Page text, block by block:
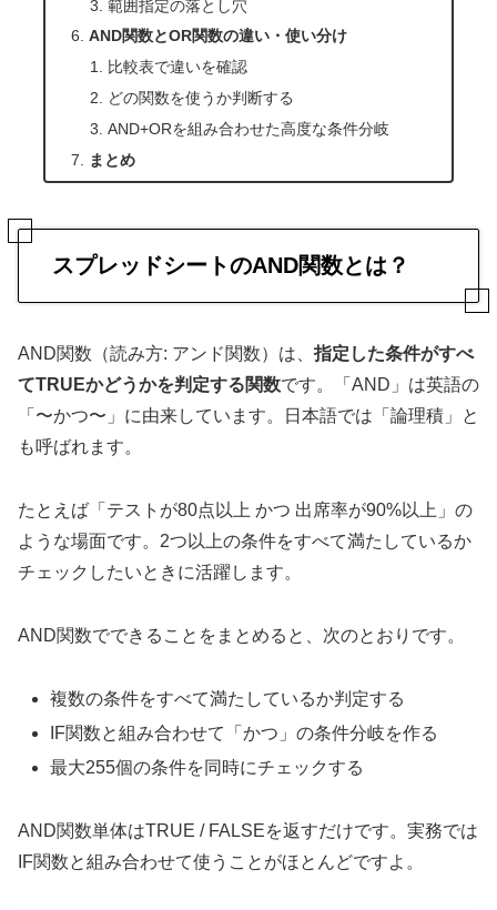
範囲指定の落とし穴
AND関数とOR関数の違い・使い分け
比較表で違いを確認
どの関数を使うか判断する
AND+ORを組み合わせた高度な条件分岐
まとめ
スプレッドシートのAND関数とは？
AND関数（読み方: アンド関数）は、 指定した条件がすべ
てTRUEかどうかを判定する関数です。「AND」は英語の
「〜かつ〜」に由来しています。日本語では「論理積」と
も呼ばれます。
たとえば「テストが80点以上 かつ 出席率が90%以上」の
ような場面です。2つ以上の条件をすべて満たしているか
チェックしたいときに活躍します。
AND関数でできることをまとめると、次のとおりです。
複数の条件をすべて満たしているか判定する
IF関数と組み合わせて「かつ」の条件分岐を作る
最大255個の条件を同時にチェックする
AND関数単体はTRUE / FALSEを返すだけです。実務では
IF関数と組み合わせて使うことがほとんどですよ。